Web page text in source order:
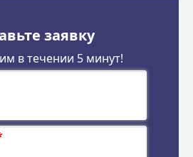
заявку
в течении 5 минут!